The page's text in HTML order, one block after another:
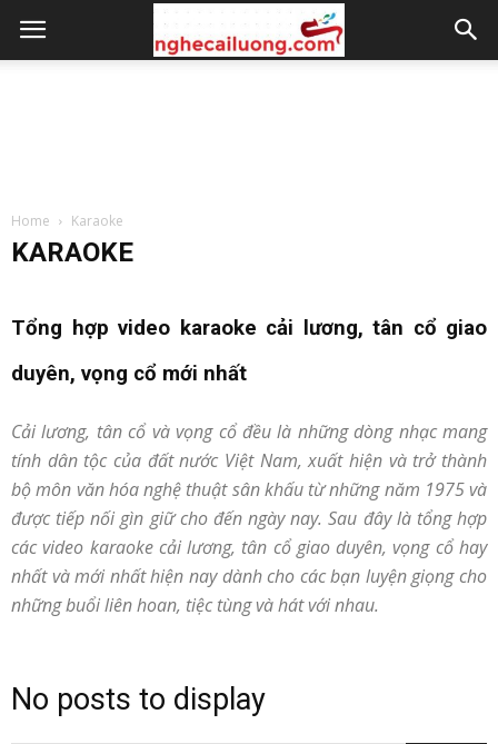
Home Karaoke
KARAOKE
Tổng hợp video karaoke cải lương, tân cổ giao
duyên, vọng cổ mới nhất
Cải lương, tân cổ và vọng cổ đều là những dòng nhạc mang
tính dân tộc của đất nước Việt Nam, xuất hiện và trở thành
bộ môn văn hóa nghệ thuật sân khấu từ những năm 1975 và
được tiếp nối gìn giữ cho đến ngày nay. Sau đây là tổng hợp
các video karaoke cải lương, tân cổ giao duyên, vọng cổ hay
nhất và mới nhất hiện nay dành cho các bạn luyện giọng cho
những buổi liên hoan, tiệc tùng và hát với nhau.
No posts to display